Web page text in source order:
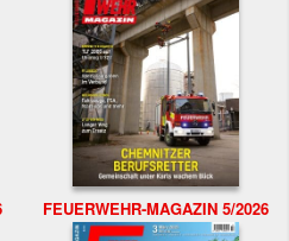
FEUERWEHR-MAGAZIN 5/2026